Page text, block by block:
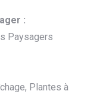
:
Paysagers
Plantes à